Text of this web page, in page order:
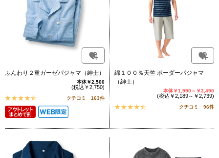
ふんわり２重ガーゼパジャマ（紳士）
本体￥2,500
(税込￥2,750)
クチコミ 163件
綿１００％天竺 ボーダーパジャマ
（紳士）
本体￥1,990～￥2,490
(税込￥2,189～￥2,739)
クチコミ 96件